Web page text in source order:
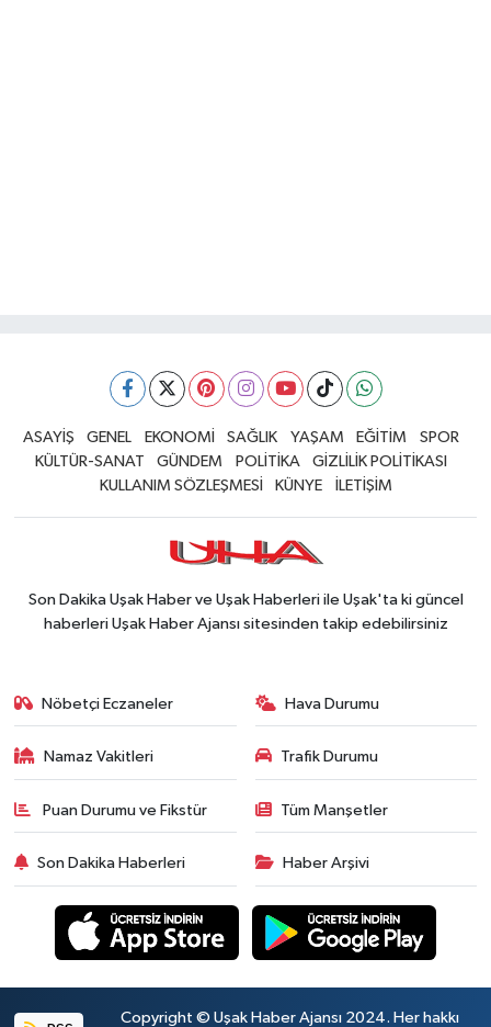
ASAYİŞ GENEL EKONOMİ SAĞLIK YAŞAM EĞİTİM
SPOR
KÜLTÜR-SANAT
GÜNDEM POLİTİKA
GİZLİLİK POLİTİKASI
KULLANIM SÖZLEŞMESİ
KÜNYE İLETİŞİM
Son Dakika Uşak Haber ve Uşak Haberleri ile Uşak'ta ki güncel
haberleri Uşak Haber Ajansı sitesinden takip edebilirsiniz
Nöbetçi Eczaneler Hava Durumu
Namaz Vakitleri Trafik Durumu
Puan Durumu ve Fikstür Tüm Manşetler
Son Dakika Haberleri Haber Arşivi
Copyright © Uşak Haber Ajansı 2024. Her hakkı